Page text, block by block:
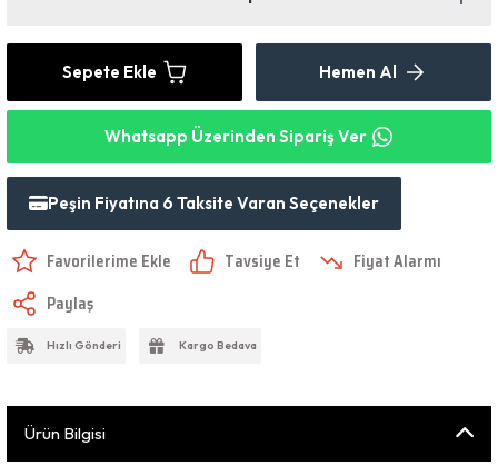
Sepete Ekle Hemen Al
Whatsapp Üzerinden Sipariş Ver
Peşin Fiyatına 6 Taksite Varan Seçenekler
Tavsiye Et
Fiyat Alarmı
Paylaş
Hızlı Gönderi Kargo Bedava
Ürün Bilgisi